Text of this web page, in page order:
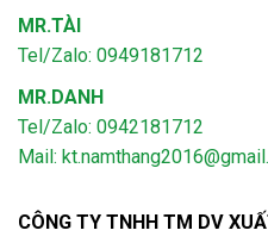
MR.TÀI
Tel/Zalo: 0949181712
MR.DANH
Tel/Zalo: 0942181712
Mail:
CÔNG TY TNHH TM DV